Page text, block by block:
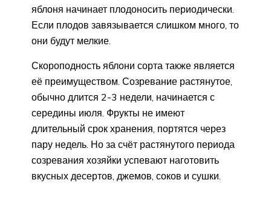
яблоня начинает плодоносить периодически.
Если плодов завязывается слишком много, то
они будут мелкие.
Скороподность яблони сорта также является
её преимуществом. Созревание растянутое,
обычно длится 2-3 недели, начинается с
середины июля. Фрукты не имеют
длительный срок хранения, портятся через
пару недель. Но за счёт растянутого периода
созревания хозяйки успевают наготовить
вкусных десертов, джемов, соков и сушки.